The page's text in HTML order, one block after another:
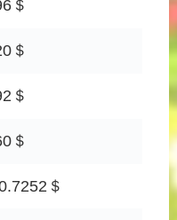
＄
＄
＄
＄
＄